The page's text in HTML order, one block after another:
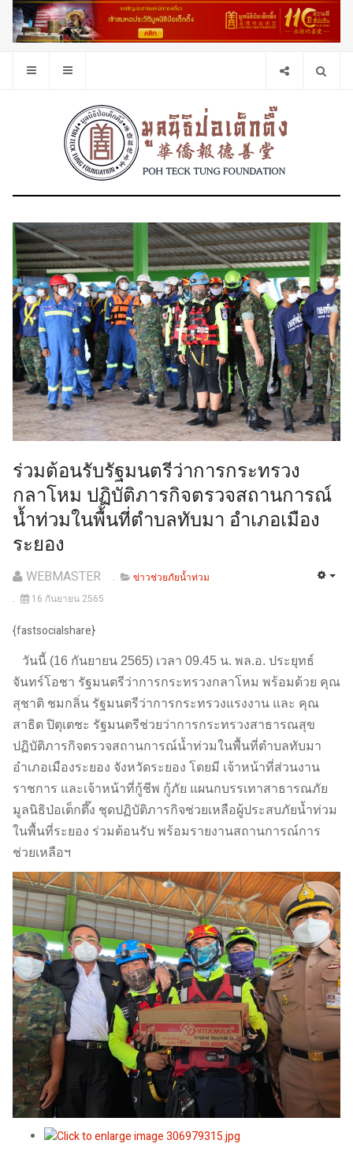
ร่วมต้อนรับรัฐมนตรีว่าการกระทรวง
กลาโหม ปฏิบัติภารกิจตรวจสถานการณ์
น้ำท่วมในพื้นที่ตำบลทับมา อำเภอเมือง
ระยอง
WEBMASTER
ข่าวช่วยภัยน้ำท่วม
16 กันยายน 2565
{fastsocialshare}
วันนี้ (16 กันยายน 2565) เวลา 09.45 น. พล.อ. ประยุทธ์
จันทร์โอชา รัฐมนตรีว่าการกระทรวงกลาโหม พร้อมด้วย คุณ
สุชาติ ชมกลิ่น รัฐมนตรีว่าการกระทรวงแรงงาน และ คุณ
สาธิต ปิตุเตชะ รัฐมนตรีช่วยว่าการกระทรวงสาธารณสุข
ปฏิบัติภารกิจตรวจสถานการณ์น้ำท่วมในพื้นที่ตำบลทับมา
อำเภอเมืองระยอง จังหวัดระยอง โดยมี เจ้าหน้าที่ส่วนงาน
ราชการ และเจ้าหน้าที่กู้ชีพ กู้ภัย แผนกบรรเทาสาธารณภัย
มูลนิธิป่อเต็กตึ๊ง ชุดปฏิบัติภารกิจช่วยเหลือผู้ประสบภัยน้ำท่วม
ในพื้นที่ระยอง ร่วมต้อนรับ พร้อมรายงานสถานการณ์การ
ช่วยเหลือฯ